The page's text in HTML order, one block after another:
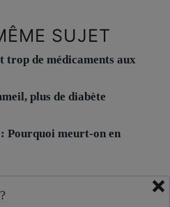
SUJET
trop de médicaments aux
plus de diabète
meurt-on en
×